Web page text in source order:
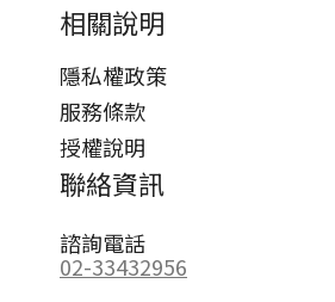
相關說明
隱私權政策
服務條款
授權說明
聯絡資訊
諮詢電話
02-33432956